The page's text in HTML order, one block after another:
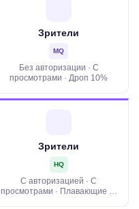
Зрители
MQ
Без авторизации · C
просмотрами · Дроп 10%
Зрители
HQ
С авторизацией · С
просмотрами · Плавающие 5-